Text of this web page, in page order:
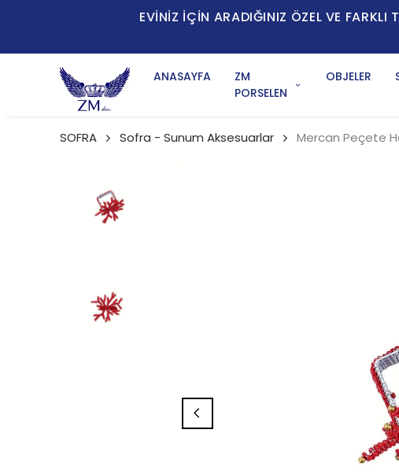
EVİNİZ İÇİN ARADIĞINIZ ÖZEL VE FARKLI
ANASAYFA
ZM
PORSELEN
OBJELER
SOFRA Sofra - Sunum Aksesuarlar Mercan Peçete